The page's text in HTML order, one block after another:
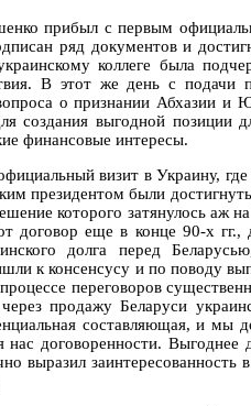
прибыл с первым
ряд документов и
коллеге была
В этот же день с подачи
о признании Абхазии
создания выгодной позиции
финансовые интересы.
визит в Украину, где
президентом были
которого затянулось аж
договор еще в конце 90-х
долга перед
к консенсусу и по поводу
переговоров
продажу Беларуси
составляющая, и мы
договоренности.
выразил заинтересованность